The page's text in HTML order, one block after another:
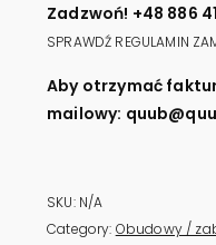
Zadzwoń! +48 886
SPRAWDŹ REGULAMIN
Aby otrzymać
mailowy:
SKU: N/A
Category: Obudowy /